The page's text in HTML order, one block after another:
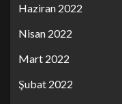
Haziran 2022
Nisan 2022
Mart 2022
Şubat 2022